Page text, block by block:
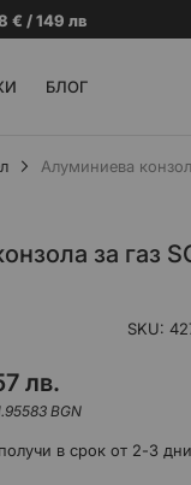
€ / 149 лв
БЛОГ
Алуминиева
за газ
SKU
лв.
BGN
в срок от 2-3